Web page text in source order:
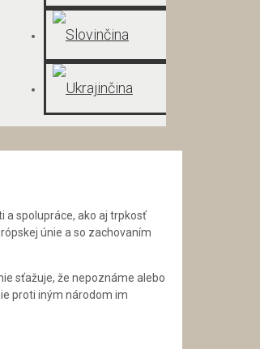
a spolupráce, ako aj trpkosť
únie a so zachovaním
sťažuje, že nepoznáme alebo
proti iným národom im